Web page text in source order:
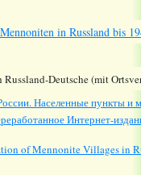
in Russland bis
Russland-Deutsche (mit
Населенные пункты и
Интернет-
of Mennonite Villages in